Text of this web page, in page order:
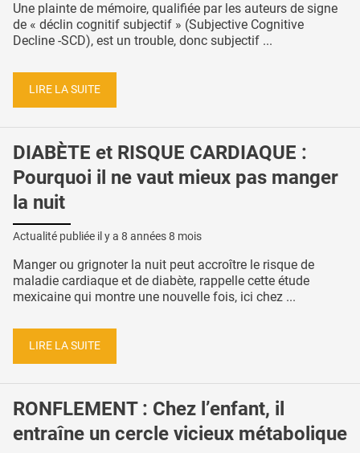
Une plainte de mémoire, qualifiée par les auteurs de signe
de « déclin cognitif subjectif » (Subjective Cognitive
Decline -SCD), est un trouble, donc subjectif ...
LIRE LA SUITE
DIABÈTE et RISQUE CARDIAQUE :
Pourquoi il ne vaut mieux pas manger
la nuit
Actualité publiée il y a 8 années 8 mois
Manger ou grignoter la nuit peut accroître le risque de
maladie cardiaque et de diabète, rappelle cette étude
mexicaine qui montre une nouvelle fois, ici chez ...
LIRE LA SUITE
RONFLEMENT : Chez l’enfant, il
entraîne un cercle vicieux métabolique